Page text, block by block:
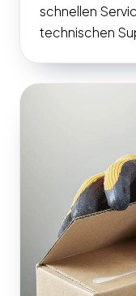
schnellen
technischen